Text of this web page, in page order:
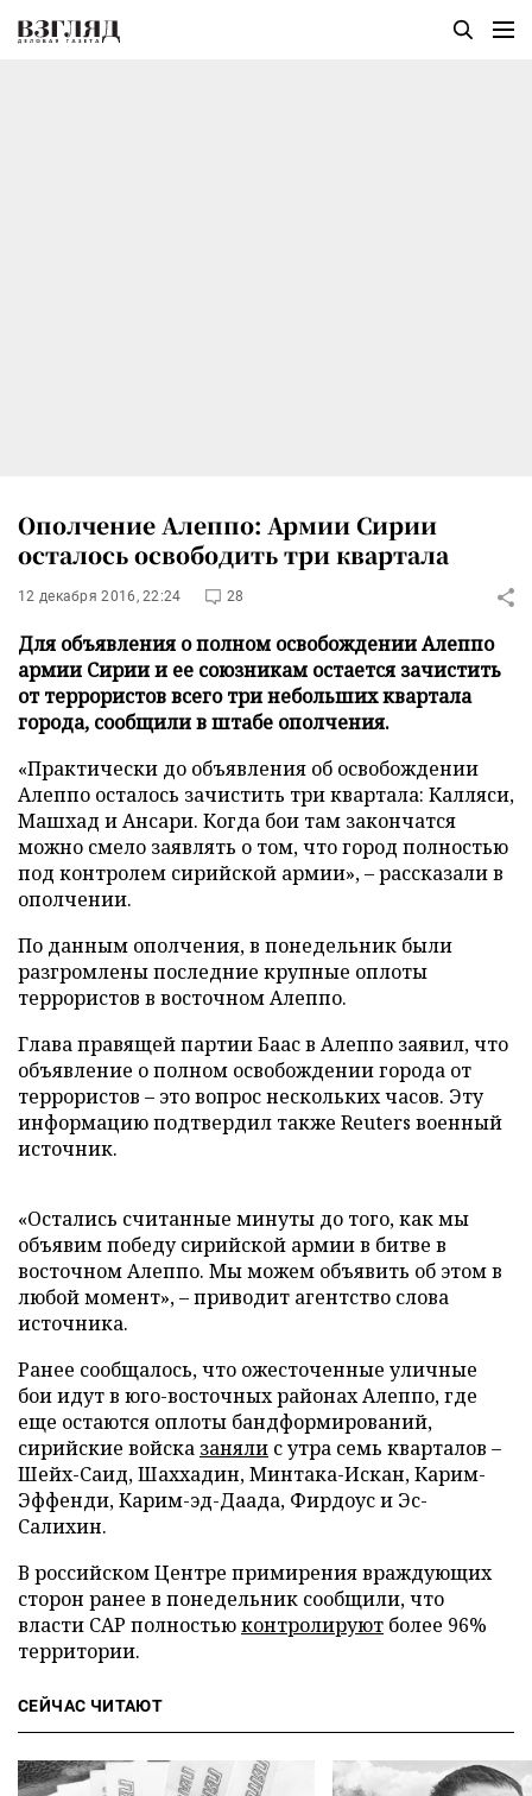
Ополчение Алеппо: Армии Сирии
осталось освободить три квартала
12 декабря 2016, 22:24 28
Для объявления о полном освобождении Алеппо
армии Сирии и ее союзникам остается зачистить
от террористов всего три небольших квартала
города, сообщили в штабе ополчения.
«Практически до объявления об освобождении
Алеппо осталось зачистить три квартала: Калляси,
Машхад и Ансари. Когда бои там закончатся
можно смело заявлять о том, что город полностью
под контролем сирийской армии», – рассказали в
ополчении.
По данным ополчения, в понедельник были
разгромлены последние крупные оплоты
террористов в восточном Алеппо.
Глава правящей партии Баас в Алеппо заявил, что
объявление о полном освобождении города от
террористов – это вопрос нескольких часов. Эту
информацию подтвердил также Reuters военный
источник.
«Остались считанные минуты до того, как мы
объявим победу сирийской армии в битве в
восточном Алеппо. Мы можем объявить об этом в
любой момент», – приводит агентство слова
источника.
Ранее сообщалось, что ожесточенные уличные
бои идут в юго-восточных районах Алеппо, где
еще остаются оплоты бандформирований,
сирийские войска заняли с утра семь кварталов –
Шейх-Саид, Шаххадин, Минтака-Искан, Карим-
Эффенди, Карим-эд-Даада, Фирдоус и Эс-
Салихин.
В российском Центре примирения враждующих
сторон ранее в понедельник сообщили, что
власти САР полностьюконтролируют более 96%
территории.
СЕЙЧАС ЧИТАЮТ